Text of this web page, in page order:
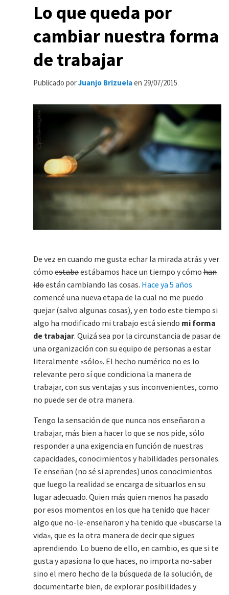
Lo que queda por
cambiar nuestra forma
de trabajar
Publicado porJuanjo Brizuelaen 29/07/2015
De vez en cuando me gusta echar la mirada atrás y ver
cómo estabaestábamos hace un tiempo y cómo han
idoestán cambiando las cosas. Hace ya 5 años
comencé una nueva etapa de la cual no me puedo
quejar (salvo algunas cosas), y en todo este tiempo si
algo ha modificado mi trabajo está siendo mi forma
de trabajar. Quizá sea por la circunstancia de pasar de
una organización con su equipo de personas a estar
literalmente «sólo». El hecho numérico no es lo
relevante pero sí que condiciona la manera de
trabajar, con sus ventajas y sus inconvenientes, como
no puede ser de otra manera.
Tengo la sensación de que nunca nos enseñaron a
trabajar, más bien a hacer lo que se nos pide, sólo
responder a una exigencia en función de nuestras
capacidades, conocimientos y habilidades personales.
Te enseñan (no sé si aprendes) unos conocimientos
que luego la realidad se encarga de situarlos en su
lugar adecuado. Quien más quien menos ha pasado
por esos momentos en los que ha tenido que hacer
algo que no-le-enseñaron y ha tenido que «buscarse la
vida», que es la otra manera de decir que sigues
aprendiendo. Lo bueno de ello, en cambio, es que si te
gusta y apasiona lo que haces, no importa no-saber
sino el mero hecho de la búsqueda de la solución, de
documentarte bien, de explorar posibilidades y